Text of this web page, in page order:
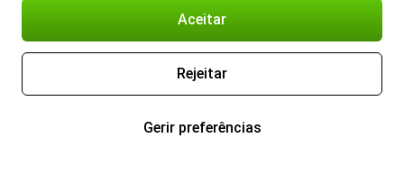
Aceitar
Rejeitar
Gerir preferências